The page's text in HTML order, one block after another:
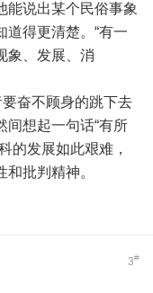
能说出某个民俗事象
道得更清楚。“有一
象、发展、消
奋不顾身的跳下去
间想起一句话“有所
的发展如此艰难，
批判精神。
3#